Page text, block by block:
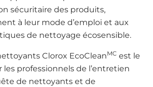
sécuritaire des produits,
à leur mode d’emploi et aux
de nettoyage écosensible.
Clorox EcoCleanMC est le
les professionnels de l’entretien
de nettoyants et de